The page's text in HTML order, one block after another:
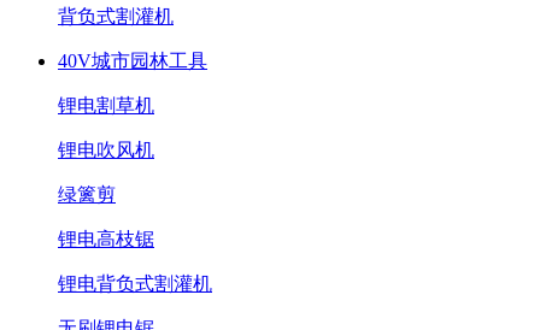
背负式割灌机
40V城市园林工具
锂电割草机
锂电吹风机
绿篱剪
锂电高枝锯
锂电背负式割灌机